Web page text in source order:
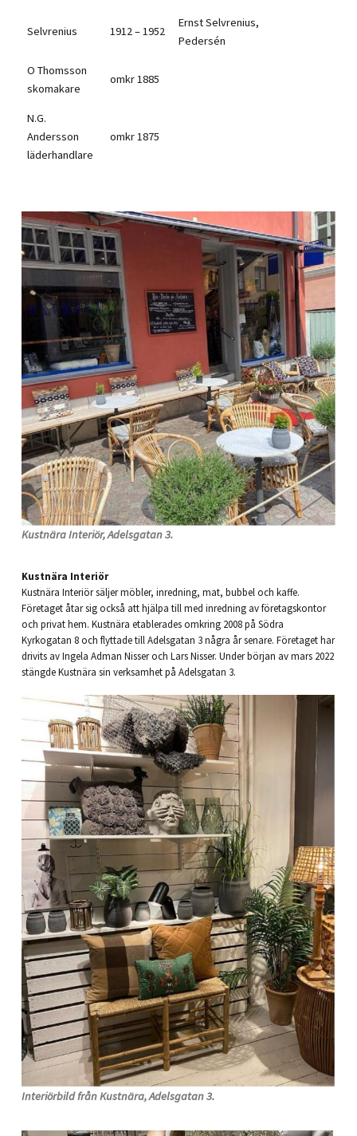
Selvrenius 1912 – 1952
Ernst Selvrenius,
Pedersén
O Thomsson
skomakare
omkr 1885
N.G.
Andersson
läderhandlare
omkr 1875
Kustnära Interiör, Adelsgatan 3.
Kustnära Interiör
Kustnära Interiör säljer möbler, inredning, mat, bubbel och kaffe.
Företaget åtar sig också att hjälpa till med inredning av företagskontor
och privat hem. Kustnära etablerades omkring 2008 på Södra
Kyrkogatan 8 och flyttade till Adelsgatan 3 några år senare. Företaget har
drivits av Ingela Adman Nisser och Lars Nisser. Under början av mars 2022
stängde Kustnära sin verksamhet på Adelsgatan 3.
Interiörbild från Kustnära, Adelsgatan 3.